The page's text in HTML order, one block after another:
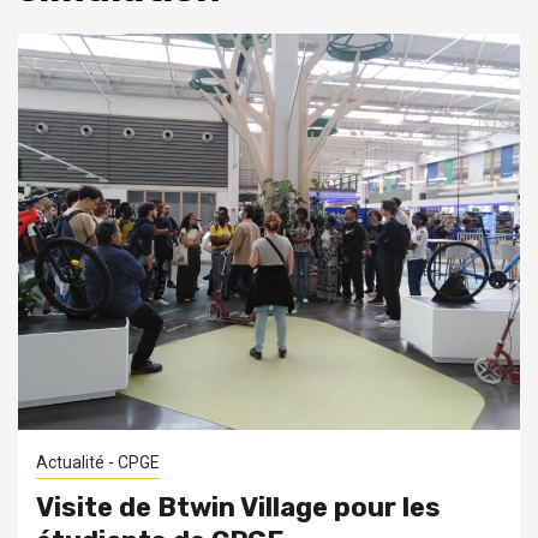
Actualité - CPGE
Visite de Btwin Village pour les